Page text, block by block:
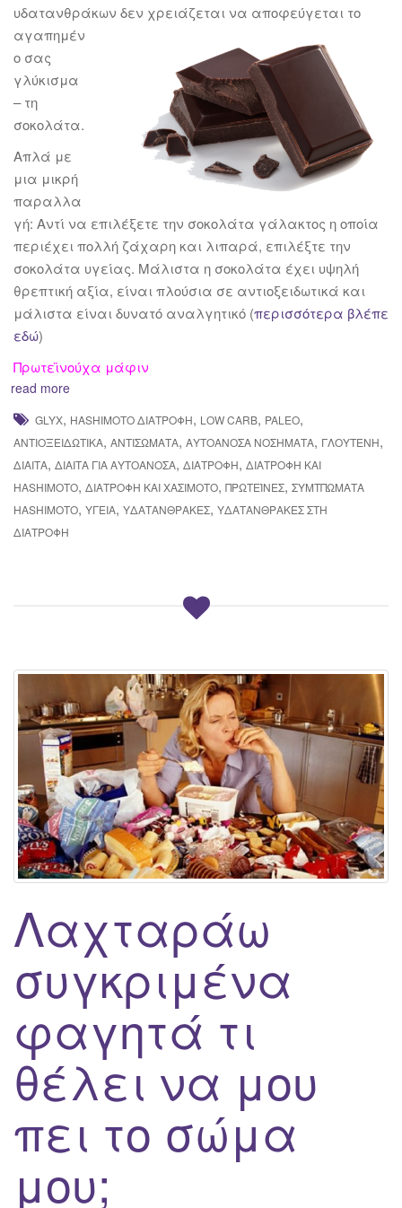
υδατανθράκων δεν χρειάζεται να αποφεύγεται το
αγαπημέν
ο σας
γλύκισμα
– τη
σοκολάτα.
Απλά με
μια μικρή
παραλλα
γή: Αντί να επιλέξετε την σοκολάτα γάλακτος η οποία
περιέχει πολλή ζάχαρη και λιπαρά, επιλέξτε την
σοκολάτα υγείας. Μάλιστα η σοκολάτα έχει υψηλή
θρεπτική αξία, είναι πλούσια σε αντιοξειδωτικά και
μάλιστα είναι δυνατό αναλγητικό (περισσότερα βλέπε
εδώ)
Πρωτεϊνούχα μάφιν
read more
GLYX, HASHIMOTO ΔΙΑΤΡΟΦΉ, LOW CARB, PALEO,
ΑΝΤΙΟΞΕΙΔΩΤΙΚΆ, ΑΝΤΙΣΏΜΑΤΑ, ΑΥΤΟΆΝΟΣΑ ΝΟΣΉΜΑΤΑ, ΓΛΟΥΤΈΝΗ,
ΔΊΑΙΤΑ, ΔΊΑΙΤΑ ΓΙΑ ΑΥΤΟΆΝΟΣΑ, ΔΙΑΤΡΟΦΉ, ΔΙΑΤΡΟΦΉ ΚΑΙ
HASHIMOTO, ΔΙΑΤΡΟΦΉ ΚΑΙ ΧΑΣΙΜΌΤΟ, ΠΡΩΤΕΪΝΕΣ, ΣΥΜΤΠΏΜΑΤΑ
HASHIMOTO, ΥΓΕΊΑ, ΥΔΑΤΆΝΘΡΑΚΕΣ, ΥΔΑΤΑΝΘΡΑΚΕΣ ΣΤΗ
ΔΙΑΤΡΟΦΗ
Λαχταράω
συγκριμένα
φαγητά τι
θέλει να μου
πει το σώμα
μου;